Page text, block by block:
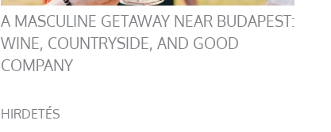
A MASCULINE GETAWAY NEAR BUDAPEST:
WINE, COUNTRYSIDE, AND GOOD
COMPANY
HIRDETÉS